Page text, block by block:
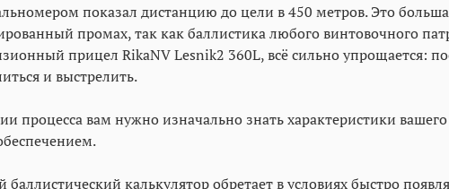
показал дистанцию до цели в 450 метров. Это
промах, так как баллистика любого винтовочного
прицел RikaNV Lesnik2 360L, всё сильно упрощается:
и выстрелить.
процесса вам нужно изначально знать характеристики
калькулятор обретает в условиях быстро